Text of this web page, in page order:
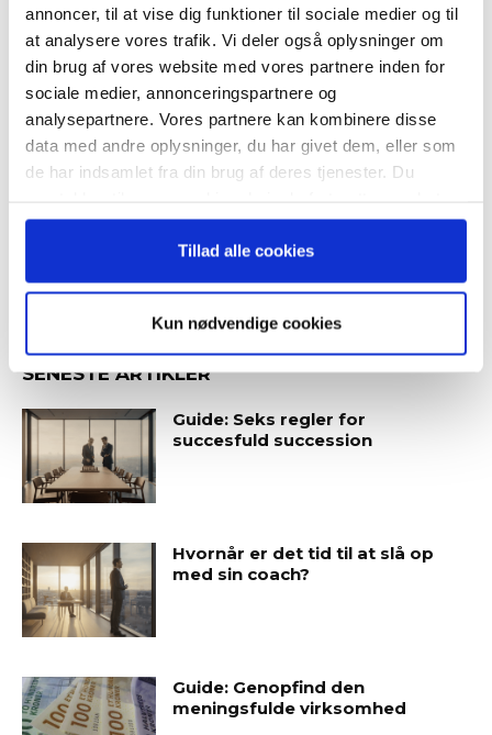
annoncer, til at vise dig funktioner til sociale medier og til
at analysere vores trafik. Vi deler også oplysninger om
din brug af vores website med vores partnere inden for
sociale medier, annonceringspartnere og
analysepartnere. Vores partnere kan kombinere disse
data med andre oplysninger, du har givet dem, eller som
de har indsamlet fra din brug af deres tjenester. Du
anvende vores hjemmeside.
Tillad alle cookies
Kun nødvendige cookies
Guide: Genopfind den
meningsfulde virksomhed
Guide: Fem tegn på, at
topchefen er på vildspor
SENESTE ARTIKLER
Guide: Seks regler for
succesfuld succession
Hvornår er det tid til at slå op
med sin coach?
Guide: Genopfind den
meningsfulde virksomhed
“Succes i en dansk bestyrelse”
Bestyrelsesguidens ugentlige nyhedsbrev samt
Tilmeld